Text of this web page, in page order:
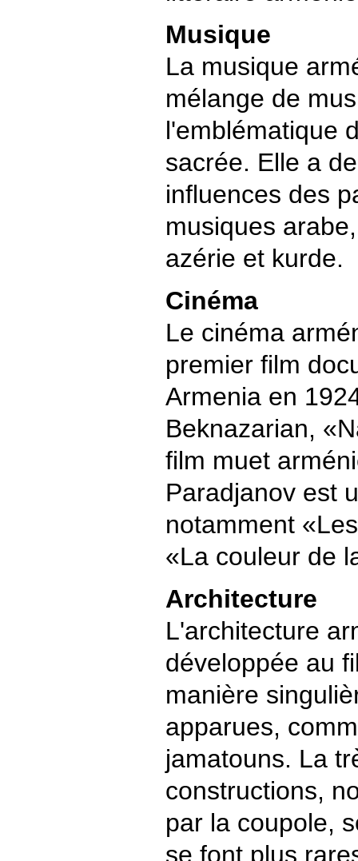
Musique
La musique
mélange de
l'emblématique
sacrée. Elle a
influences des
musiques
azérie et kurde.
Cinéma
Le cinéma
premier film
Armenia en
Beknazarian,
film muet
Paradjanov est
notamment
«La couleur de
Architecture
L'architecture
développée au
manière
apparues,
jamatouns. La
constructions,
par la coupole,
se font plus